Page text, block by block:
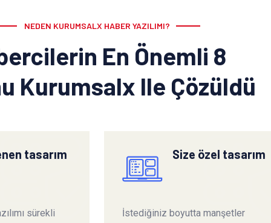
NEDEN KURUMSALX HABER YAZILIMI?
En Önemli 8
Kurumsalx Ile Çözüldü
tasarım
sürekli
Size özel tasarım
İstediğiniz boyutta manşetler